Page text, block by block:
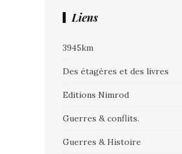
Liens
3945km
Des étagères et des livres
Editions Nimrod
Guerres & conflits.
Guerres & Histoire